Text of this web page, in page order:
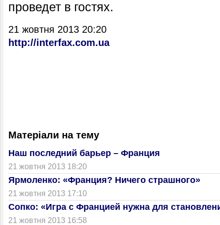
проведет в гостях.
21 жовтня 2013 20:20
http://interfax.com.ua
Матеріали на тему
Наш последний барьер – Франция
21 жовтня 2013 18:20
Ярмоленко: «Франция? Ничего страшного»
21 жовтня 2013 17:10
Сопко: «Игра с Францией нужна для
21 жовтня 2013 16:58